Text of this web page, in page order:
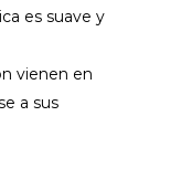
es suave y
vienen en
a sus